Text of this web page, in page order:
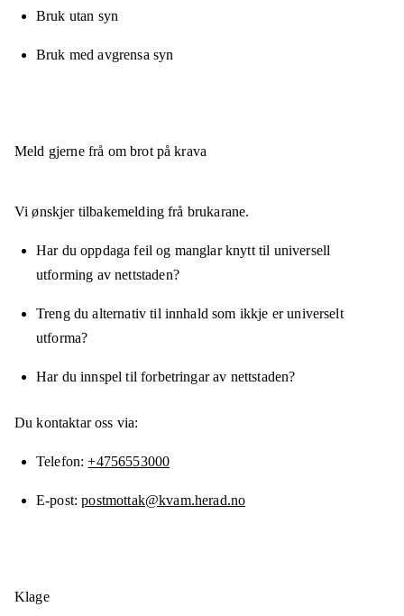
Bruk utan syn
Bruk med avgrensa syn
Meld gjerne frå om brot på krava
Vi ønskjer tilbakemelding frå brukarane.
Har du oppdaga feil og manglar knytt til universell
utforming av nettstaden?
Treng du alternativ til innhald som ikkje er universelt
utforma?
Har du innspel til forbetringar av nettstaden?
Du kontaktar oss via:
Telefon +4756553000
E-post postmottak@kvam.herad.no
Klage